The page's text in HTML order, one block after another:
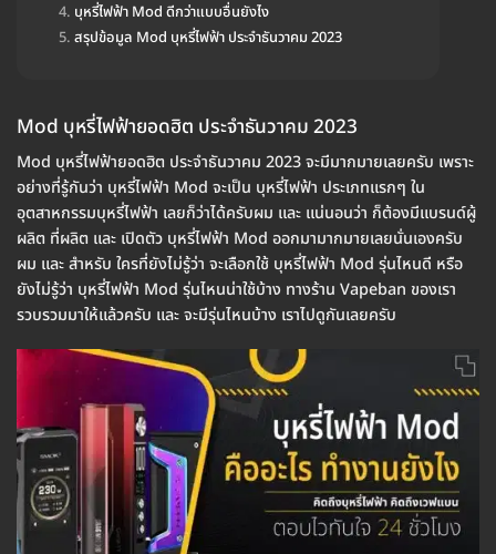
บุหรี่ไฟฟ้า Mod ดีกว่าแบบอื่นยังไง
สรุปข้อมูล Mod บุหรี่ไฟฟ้า ประจำธันวาคม 2023
Mod บุหรี่ไฟฟ้ายอดฮิต ประจำธันวาคม 2023
Mod บุหรี่ไฟฟ้ายอดฮิต ประจำธันวาคม 2023 จะมีมากมายเลยครับ เพราะ
อย่างที่รู้กันว่า บุหรี่ไฟฟ้า Mod จะเป็น บุหรี่ไฟฟ้า ประเภทแรกๆ ใน
อุตสาหกรรมบุหรี่ไฟฟ้า เลยก็ว่าได้ครับผม และ แน่นอนว่า ก็ต้องมีแบรนด์ผู้
ผลิต ที่ผลิต และ เปิดตัว บุหรี่ไฟฟ้า Mod ออกมามากมายเลยนั่นเองครับ
ผม และ สำหรับ ใครที่ยังไม่รู้ว่า จะเลือกใช้ บุหรี่ไฟฟ้า Mod รุ่นไหนดี หรือ
ยังไม่รู้ว่า บุหรี่ไฟฟ้า Mod รุ่นไหนน่าใช้บ้าง ทางร้าน Vapeban ของเรา
รวบรวมมาให้แล้วครับ และ จะมีรุ่นไหนบ้าง เราไปดูกันเลยครับ